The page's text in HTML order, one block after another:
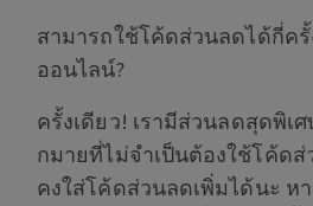
สามารถใช้โค้ดส่วนลดได้กี่ค
ออนไลน์?
ครั้งเดียว! เรามีส่วนลดสุดพิเ
กมายที่ไม่จำเป็นต้องใช้โค้ด
คงใส่โค้ดส่วนลดเพิ่มได้นะ ห